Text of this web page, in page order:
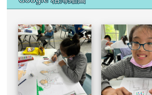
DSC_1953.JPG
DSC_1951.JPG
Google 相簿縮圖